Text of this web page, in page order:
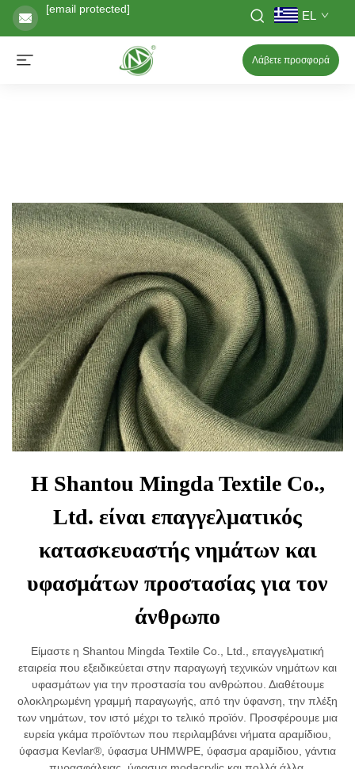
[email protected] EL
Λάβετε προσφορά
Η Shantou Mingda Textile Co.,
Ltd. είναι επαγγελματικός
κατασκευαστής νημάτων και
υφασμάτων προστασίας για τον
άνθρωπο
Είμαστε η Shantou Mingda Textile Co., Ltd., επαγγελματική
εταιρεία που εξειδικεύεται στην παραγωγή τεχνικών νημάτων και
υφασμάτων για την προστασία του ανθρώπου. Διαθέτουμε
ολοκληρωμένη γραμμή παραγωγής, από την ύφανση, την πλέξη
των νημάτων, τον ιστό μέχρι το τελικό προϊόν. Προσφέρουμε μια
ευρεία γκάμα προϊόντων που περιλαμβάνει νήματα αραμίδιου,
ύφασμα Kevlar®, ύφασμα UHMWPE, ύφασμα αραμίδιου, γάντια